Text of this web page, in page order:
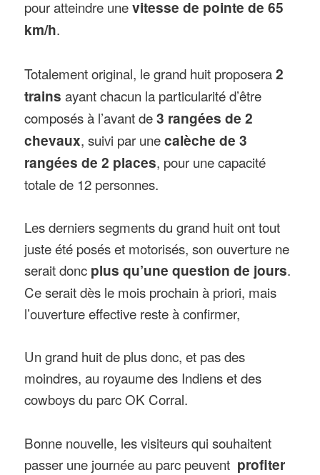
pour atteindre unevitesse de pointe de 65
km/h.
Totalement original, le grand huit proposera2
trains ayant chacun la particularité d’être
composés à l’avant de3 rangées de 2
chevaux, suivi par unecalèche de 3
rangées de 2 places, pour une capacité
totale de 12 personnes.
Les derniers segments du grand huit ont tout
juste été posés et motorisés, son ouverture ne
serait donc plus qu’une question de jours.
Ce serait dès le mois prochain à priori, mais
l’ouverture effective reste à confirmer,
Un grand huit de plus donc, et pas des
moindres, au royaume des Indiens et des
cowboys du parc OK Corral.
Bonne nouvelle, les visiteurs qui souhaitent
passer une journée au parc peuvent profiter